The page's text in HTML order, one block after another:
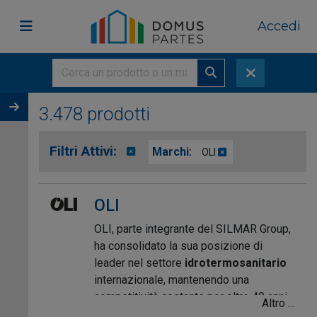
Accedi
3.478 prodotti
Filtri Attivi: Marchi: OLI
OLI
OLI, parte integrante del SILMAR Group,
ha consolidato la sua posizione di
leader nel settore idrotermosanitario
internazionale, mantenendo una
competitività costante per oltre 40 anni.
Altro …